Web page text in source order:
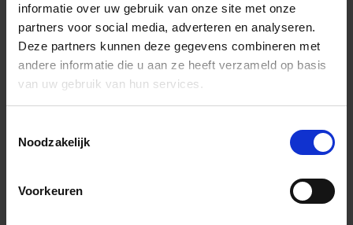
informatie over uw gebruik van onze site met onze
partners voor social media, adverteren en analyseren.
Deze partners kunnen deze gegevens combineren met
andere informatie die u aan ze heeft verzameld op basis
van uw gebruik van hun services.
Noodzakelijk
Voorkeuren